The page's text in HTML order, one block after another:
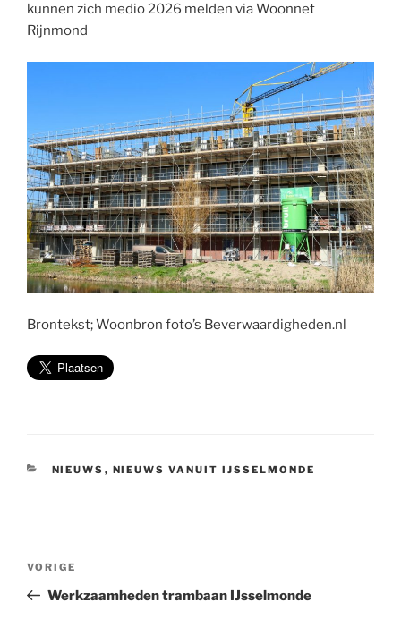
kunnen zich medio 2026 melden via Woonnet
Rijnmond
Brontekst; Woonbron foto’s Beverwaardigheden.nl
CATEGORIEËN
NIEUWS , NIEUWS VANUIT IJSSELMONDE
Vorig
bericht
VORIGE
Werkzaamheden trambaan IJsselmonde